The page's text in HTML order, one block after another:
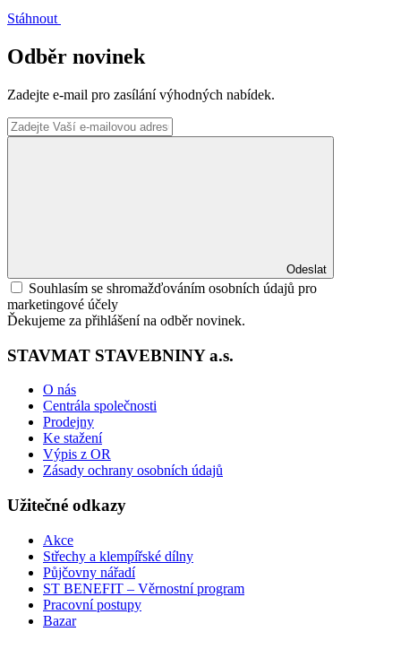
Stáhnout
Odběr novinek
Zadejte e-mail pro zasílání výhodných nabídek.
Odeslat
Souhlasím se shromažďováním osobních údajů pro
marketingové účely
Ďekujeme za přihlášení na odběr novinek.
STAVMAT STAVEBNINY a.s.
O nás
Centrála společnosti
Prodejny
Ke stažení
Výpis z OR
Zásady ochrany osobních údajů
Užitečné odkazy
Akce
Střechy a klempířské dílny
Půjčovny nářadí
ST BENEFIT – Věrnostní program
Pracovní postupy
Bazar